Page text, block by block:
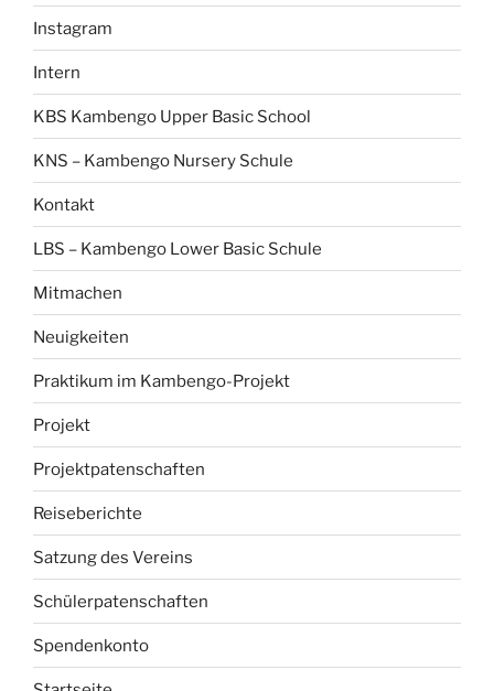
Instagram
Intern
KBS Kambengo Upper Basic School
KNS – Kambengo Nursery Schule
Kontakt
LBS – Kambengo Lower Basic Schule
Mitmachen
Neuigkeiten
Praktikum im Kambengo-Projekt
Projekt
Projektpatenschaften
Reiseberichte
Satzung des Vereins
Schülerpatenschaften
Spendenkonto